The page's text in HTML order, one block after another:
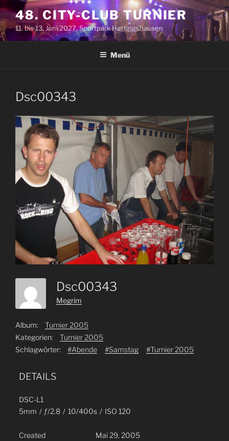
Zum
Inhalt
springen
48. CITY-CLUB TURNIER
11. bis 13. Juni 2027, Sportpark Hertingshausen
Menü
Dsc00343
Dsc00343
Megrim
Album:
Turnier 2005
Kategorien:
Turnier 2005
Schlagwörter:
#Abende #Samstag #Turnier 2005
DETAILS
DSC-L1
5mm / ƒ/2.8 / 10/400s / ISO 120
Created
Mai 29, 2005